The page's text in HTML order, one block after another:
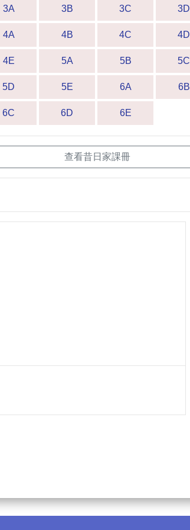
3A 3B 3C 3D
4A 4B 4C 4D
4E 5A 5B 5C
5D 5E 6A 6B
6C 6D 6E
查看昔日家課冊